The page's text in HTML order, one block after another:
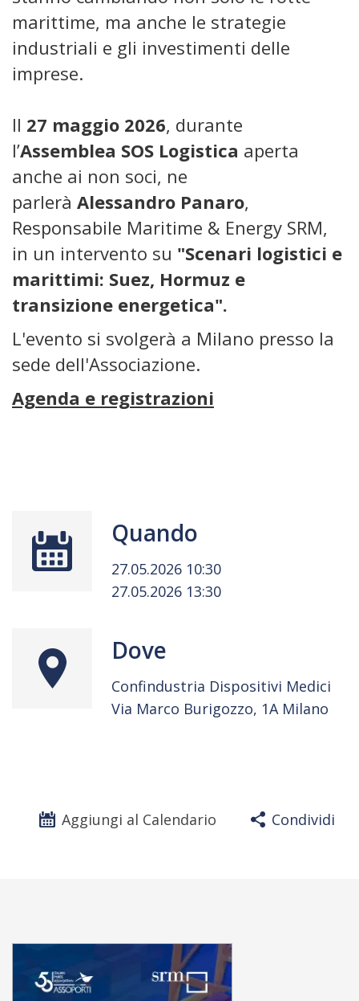
marittime, ma anche le strategie
industriali e gli investimenti delle
imprese.
Il 27 maggio 2026, durante
l’Assemblea SOS Logistica aperta
anche ai non soci, ne
parlerà Alessandro Panaro,
Responsabile Maritime & Energy SRM,
in un intervento su "Scenari logistici e
marittimi: Suez, Hormuz e
transizione energetica".
L'evento si svolgerà a Milano presso la
sede dell'Associazione.
Agenda e registrazioni
Quando
27.05.2026 10:30
27.05.2026 13:30
Dove
Confindustria Dispositivi Medici
Via Marco Burigozzo, 1A Milano
Aggiungi al Calendario Condividi